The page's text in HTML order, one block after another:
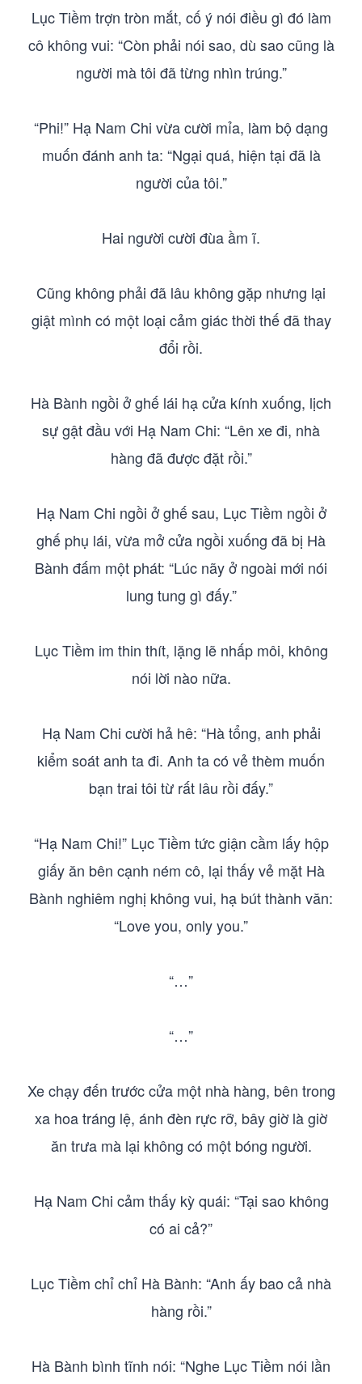
Lục Tiềm trợn tròn mắt, cố ý nói điều gì đó làm
cô không vui: “Còn phải nói sao, dù sao cũng là
người mà tôi đã từng nhìn trúng.”
“Phi!” Hạ Nam Chi vừa cười mỉa, làm bộ dạng
muốn đánh anh ta: “Ngại quá, hiện tại đã là
người của tôi.”
Hai người cười đùa ầm ĩ.
Cũng không phải đã lâu không gặp nhưng lại
giật mình có một loại cảm giác thời thế đã thay
đổi rồi.
Hà Bành ngồi ở ghế lái hạ cửa kính xuống, lịch
sự gật đầu với Hạ Nam Chi: “Lên xe đi, nhà
hàng đã được đặt rồi.”
Hạ Nam Chi ngồi ở ghế sau, Lục Tiềm ngồi ở
ghế phụ lái, vừa mở cửa ngồi xuống đã bị Hà
Bành đấm một phát: “Lúc nãy ở ngoài mới nói
lung tung gì đấy.”
Lục Tiềm im thin thít, lặng lẽ nhấp môi, không
nói lời nào nữa.
Hạ Nam Chi cười hả hê: “Hà tổng, anh phải
kiểm soát anh ta đi. Anh ta có vẻ thèm muốn
bạn trai tôi từ rất lâu rồi đấy.”
“Hạ Nam Chi!” Lục Tiềm tức giận cầm lấy hộp
giấy ăn bên cạnh ném cô, lại thấy vẻ mặt Hà
Bành nghiêm nghị không vui, hạ bút thành văn:
“Love you, only you.”
“…”
“…”
Xe chạy đến trước cửa một nhà hàng, bên trong
xa hoa tráng lệ, ánh đèn rực rỡ, bây giờ là giờ
ăn trưa mà lại không có một bóng người.
Hạ Nam Chi cảm thấy kỳ quái: “Tại sao không
có ai cả?”
Lục Tiềm chỉ chỉ Hà Bành: “Anh ấy bao cả nhà
hàng rồi.”
Hà Bành bình tĩnh nói: “Nghe Lục Tiềm nói lần